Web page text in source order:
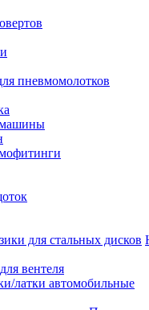
пневмомолотков
для стальных дисков
вентеля
латки автомобильные